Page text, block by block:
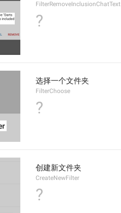
FilterRemoveInclusionChatText
?
选择一个文件夹
FilterChoose
?
创建新文件夹
CreateNewFilter
?